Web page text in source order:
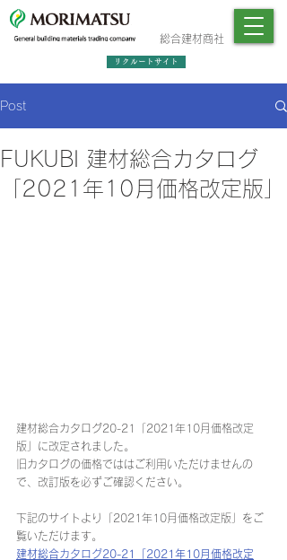
総合建材商社
リクルートサイト
Post
FUKUBI 建材総合カタログ
「2021年10月価格改定版」
建材総合カタログ20-21「2021年10月価格改定
版」に改定されました。
旧カタログの価格でははご利用いただけませんの
で、改訂版を必ずご確認ください。
下記のサイトより「2021年10月価格改定版」をご
覧いただけます。
建材総合カタログ20-21「2021年10月価格改定